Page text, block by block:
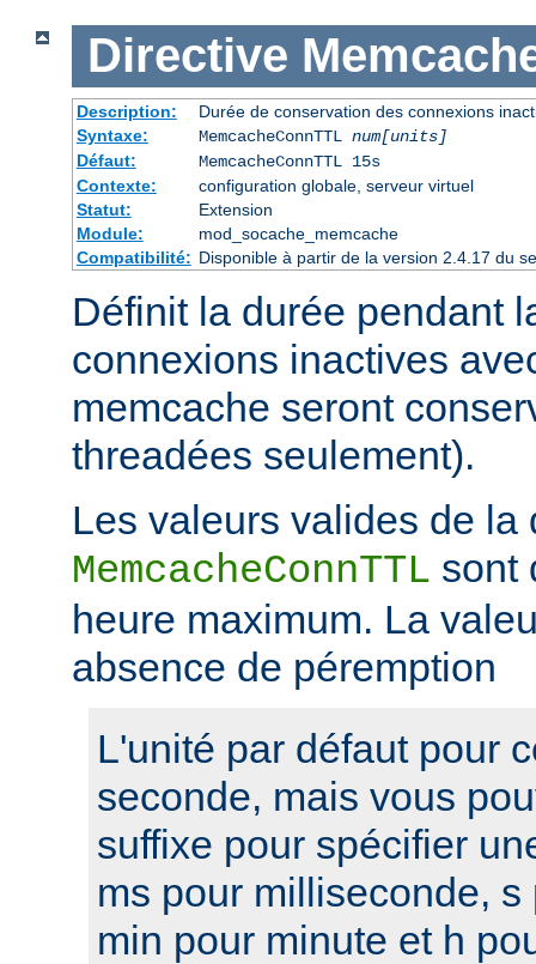
Directive
Description:
Durée de conservation des connexions
Syntaxe:
MemcacheConnTTL num[units]
Défaut:
MemcacheConnTTL 15s
Contexte:
configuration globale, serveur virtuel
Statut:
Extension
Module:
mod_socache_memcache
Compatibilité: Disponible à partir de la version 2.4.17 du
Définit la durée pendant
connexions inactives
memcache seront
threadées seulement).
Les valeurs valides de la
MemcacheConnTTL sont
heure maximum. La
absence de péremption
L'unité par défaut pour
seconde, mais vous
suffixe pour spécifier
ms pour milliseconde,
min pour minute et h